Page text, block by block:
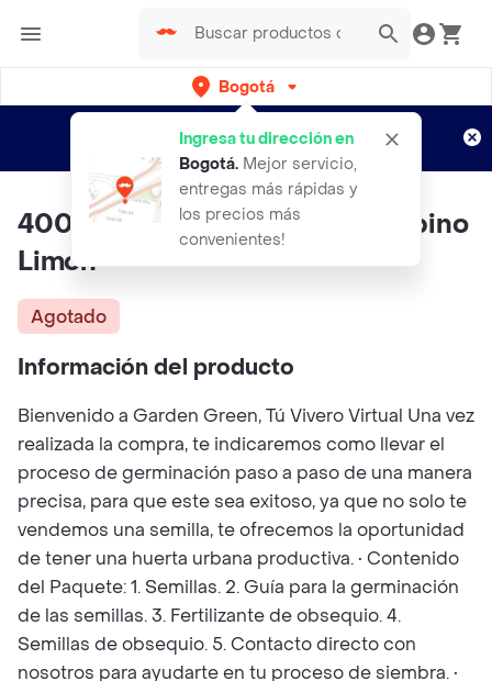
Bogotá
Ingresa tu dirección en
Bogotá. Mejor servicio,
entregas más rápidas y
los precios más
convenientes!
envíos gratis por semanas
Aplican TyC
400 Semillas Orgánicas De Pepino
Limón
Agotado
Información del producto
Bienvenido a Garden Green, Tú Vivero Virtual Una vez
realizada la compra, te indicaremos como llevar el
proceso de germinación paso a paso de una manera
precisa, para que este sea exitoso, ya que no solo te
vendemos una semilla, te ofrecemos la oportunidad
de tener una huerta urbana productiva. • Contenido
del Paquete: 1. Semillas. 2. Guía para la germinación
de las semillas. 3. Fertilizante de obsequio. 4.
Semillas de obsequio. 5. Contacto directo con
nosotros para ayudarte en tu proceso de siembra. •